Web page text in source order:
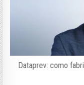
Dataprev: como